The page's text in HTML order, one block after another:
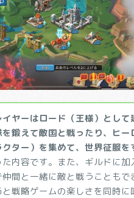
ヤーはロード（王様）として
を鍛えて敵国と戦ったり、ヒー
クター）を集めて、世界征服を
た内容です。また、ギルドに加
仲間と一緒に敵と戦うこともで
と戦略ゲームの楽しさを同時に